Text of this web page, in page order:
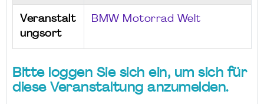
Veranstalt
ungsort
BMW Motorrad Welt
Bitte loggen Sie sich ein, um sich für
diese Veranstaltung anzumelden.